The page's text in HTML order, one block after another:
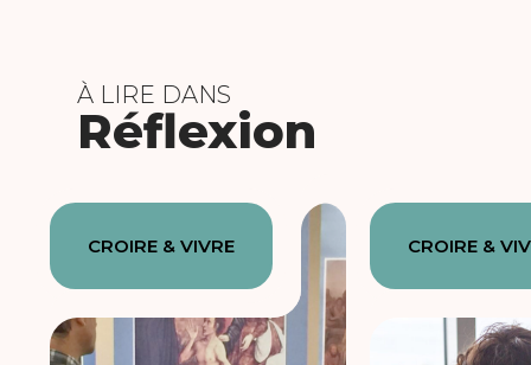
À LIRE DANS
Réflexion
CROIRE & VIVRE CROIRE &